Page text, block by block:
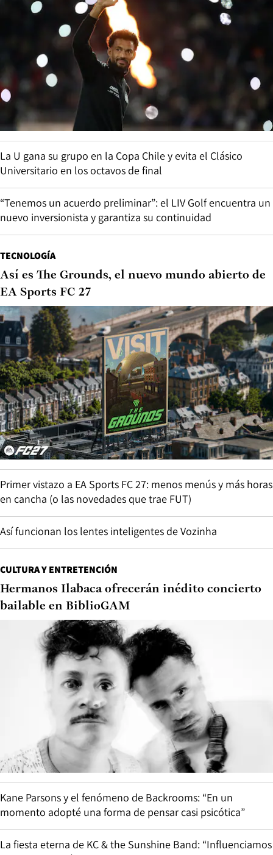
La U gana su grupo en la Copa Chile y evita el Clásico
Universitario en los octavos de final
“Tenemos un acuerdo preliminar”: el LIV Golf encuentra un
nuevo inversionista y garantiza su continuidad
TECNOLOGÍA
Así es The Grounds, el nuevo mundo abierto de
EA Sports FC 27
Primer vistazo a EA Sports FC 27: menos menús y más horas
en cancha (o las novedades que trae FUT)
Así funcionan los lentes inteligentes de Vozinha
CULTURA Y ENTRETENCIÓN
Hermanos Ilabaca ofrecerán inédito concierto
bailable en BiblioGAM
Kane Parsons y el fenómeno de Backrooms: “En un
momento adopté una forma de pensar casi psicótica”
La fiesta eterna de KC & the Sunshine Band: “Influenciamos